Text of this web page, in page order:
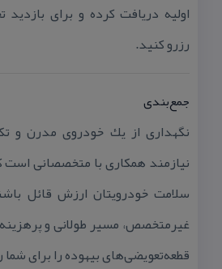
اولیه دریافت كرده و برای
رزرو كنید.
جمع‌بندی
نگهداری از یك خودروی مدرن و
نیازمند همكاری با متخصصانی است
سلامت خودرویتان ارزش قائل
غیرمتخصص، مسیر طولانی و
قطعه‌تعویضی‌های بیهوده را برای